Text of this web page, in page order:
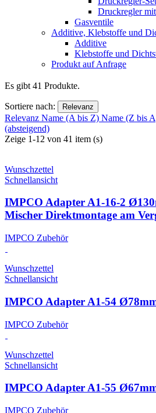
Druckregler
Gasventile
Additive, Klebstoffe und
Additive
Klebstoffe und
Produkt auf Anfrage
Es gibt 41 Produkte.
Sortiere nach: Relevanz
Relevanz Name (A bis Z) Name (Z bis
(absteigend)
Zeige 1-12 von 41 item (s)
Wunschzettel
Schnellansicht
IMPCO Adapter A1-16-2
Mischer Direktmontage am
IMPCO Zubehör
Wunschzettel
Schnellansicht
IMPCO Adapter A1-54
IMPCO Zubehör
Wunschzettel
Schnellansicht
IMPCO Adapter A1-55
IMPCO Zubehör